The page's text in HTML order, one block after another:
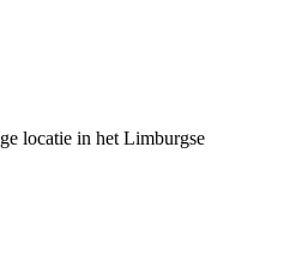
locatie in het Limburgse